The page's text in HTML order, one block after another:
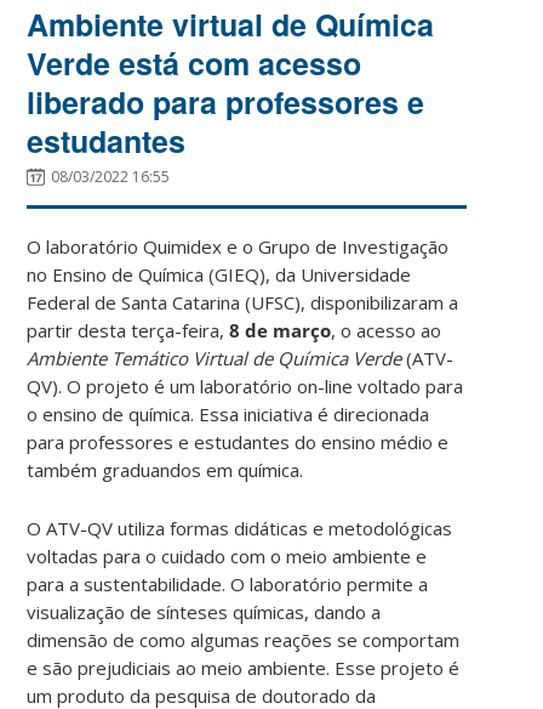
Ambiente virtual de Química
Verde está com acesso
liberado para professores e
estudantes
08/03/2022 16:55
O laboratório Quimidex e o Grupo de Investigação
no Ensino de Química (GIEQ), da Universidade
Federal de Santa Catarina (UFSC), disponibilizaram a
partir desta terça-feira,8 de março, o acesso ao
Ambiente Temático Virtual de Química Verde(ATV-
QV). O projeto é um laboratório on-line voltado para
o ensino de química. Essa iniciativa é direcionada
para professores e estudantes do ensino médio e
também graduandos em química.
O ATV-QV utiliza formas didáticas e metodológicas
voltadas para o cuidado com o meio ambiente e
para a sustentabilidade. O laboratório permite a
visualização de sínteses químicas, dando a
dimensão de como algumas reações se comportam
e são prejudiciais ao meio ambiente. Esse projeto é
um produto da pesquisa de doutorado da